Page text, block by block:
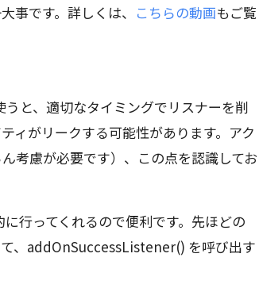
事です。詳しくは、 こちらの動画もご覧
と、適切なタイミングでリスナーを削
ィがリークする可能性があります。アク
考慮が必要です）、この点を認識してお
行ってくれるので便利です。先ほどの
、addOnSuccessListener() を呼び出す